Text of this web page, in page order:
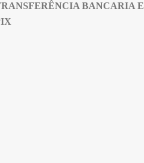
BANCARIA E